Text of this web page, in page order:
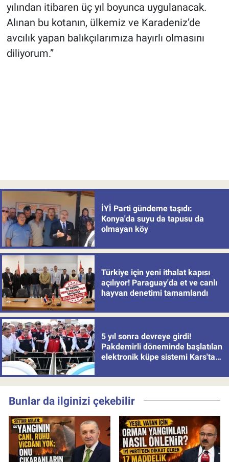
yılından itibaren üç yıl boyunca uygulanacak.
Alınan bu kotanın, ülkemiz ve Karadeniz’de
avcılık yapan balıkçılarımıza hayırlı olmasını
diliyorum.”
İYİ Parti gündeme taşıdı:
Konya'da suyu da tapusu da
olmayan köy
Türkiye için yeni ithalat kapısı
açılıyor! Paraguay'da et ve canlı
hayvan denetimi tamamlandı
5 yıl sonra devreye girdi!
Pakdemirli döneminde başlatılan
elektronik küpe sistemi Kars'tan
Bunlar da ilginizi çekebilir